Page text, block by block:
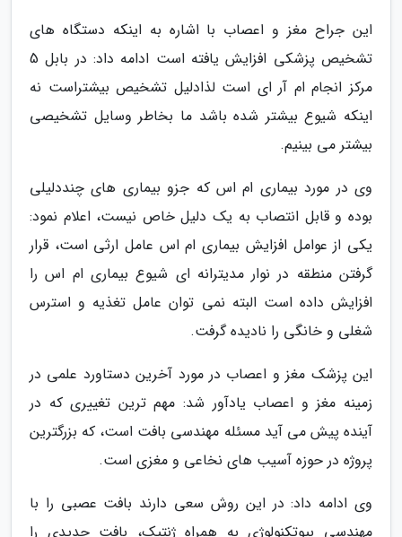
این جراح مغز و اعصاب با اشاره به اینکه دستگاه های
تشخیص پزشکی افزایش یافته است ادامه داد: در بابل 5
مرکز انجام ام آر ای است لذادلیل تشخیص بیشتراست نه
اینکه شیوع بیشتر شده باشد ما بخاطر وسایل تشخیصی
بیشتر می بینیم.
وی در مورد بیماری ام اس که جزو بیماری های چنددلیلی
بوده و قابل انتصاب به یک دلیل خاص نیست، اعلام نمود:
یکی از عوامل افزایش بیماری ام اس عامل ارثی است، قرار
گرفتن منطقه در نوار مدیترانه ای شیوع بیماری ام اس را
افزایش داده است البته نمی توان عامل تغذیه و استرس
شغلی و خانگی را نادیده گرفت.
این پزشک مغز و اعصاب در مورد آخرین دستاورد علمی در
زمینه مغز و اعصاب یادآور شد: مهم ترین تغییری که در
آینده پیش می آید مسئله مهندسی بافت است، که بزرگترین
پروژه در حوزه آسیب های نخاعی و مغزی است.
وی ادامه داد: در این روش سعی دارند بافت عصبی را با
مهندسی بیوتکنولوژی به همراه ژنتیک، بافت جدیدی را